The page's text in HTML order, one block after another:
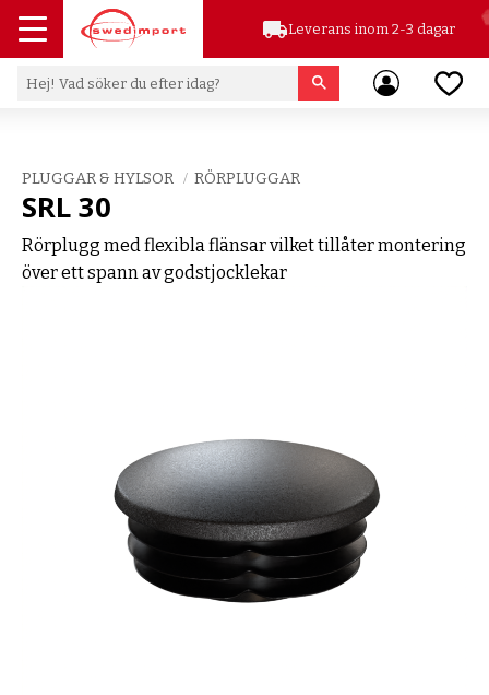
Meny
local_shippingLeverans inom 2-3 dagar
PLUGGAR & HYLSOR RÖRPLUGGAR
SRL 30
Rörplugg med flexibla flänsar vilket tillåter montering
över ett spann av godstjocklekar